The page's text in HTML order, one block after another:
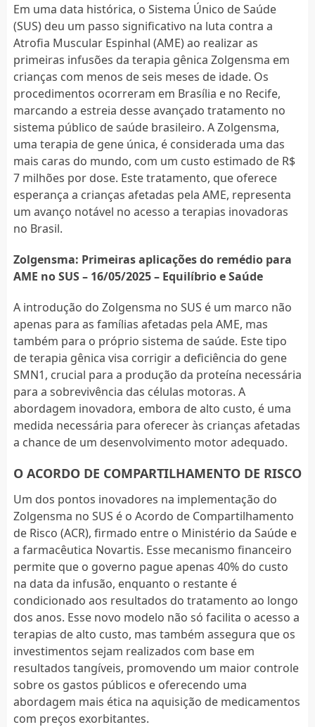
Em uma data histórica, o Sistema Único de Saúde
(SUS) deu um passo significativo na luta contra a
Atrofia Muscular Espinhal (AME) ao realizar as
primeiras infusões da terapia gênica Zolgensma em
crianças com menos de seis meses de idade. Os
procedimentos ocorreram em Brasília e no Recife,
marcando a estreia desse avançado tratamento no
sistema público de saúde brasileiro. A Zolgensma,
uma terapia de gene única, é considerada uma das
mais caras do mundo, com um custo estimado de R$
7 milhões por dose. Este tratamento, que oferece
esperança a crianças afetadas pela AME, representa
um avanço notável no acesso a terapias inovadoras
no Brasil.
Zolgensma: Primeiras aplicações do remédio para
AME no SUS – 16/05/2025 – Equilíbrio e Saúde
A introdução do Zolgensma no SUS é um marco não
apenas para as famílias afetadas pela AME, mas
também para o próprio sistema de saúde. Este tipo
de terapia gênica visa corrigir a deficiência do gene
SMN1, crucial para a produção da proteína necessária
para a sobrevivência das células motoras. A
abordagem inovadora, embora de alto custo, é uma
medida necessária para oferecer às crianças afetadas
a chance de um desenvolvimento motor adequado.
O ACORDO DE COMPARTILHAMENTO DE RISCO
Um dos pontos inovadores na implementação do
Zolgensma no SUS é o Acordo de Compartilhamento
de Risco (ACR), firmado entre o Ministério da Saúde e
a farmacêutica Novartis. Esse mecanismo financeiro
permite que o governo pague apenas 40% do custo
na data da infusão, enquanto o restante é
condicionado aos resultados do tratamento ao longo
dos anos. Esse novo modelo não só facilita o acesso a
terapias de alto custo, mas também assegura que os
investimentos sejam realizados com base em
resultados tangíveis, promovendo um maior controle
sobre os gastos públicos e oferecendo uma
abordagem mais ética na aquisição de medicamentos
com preços exorbitantes.